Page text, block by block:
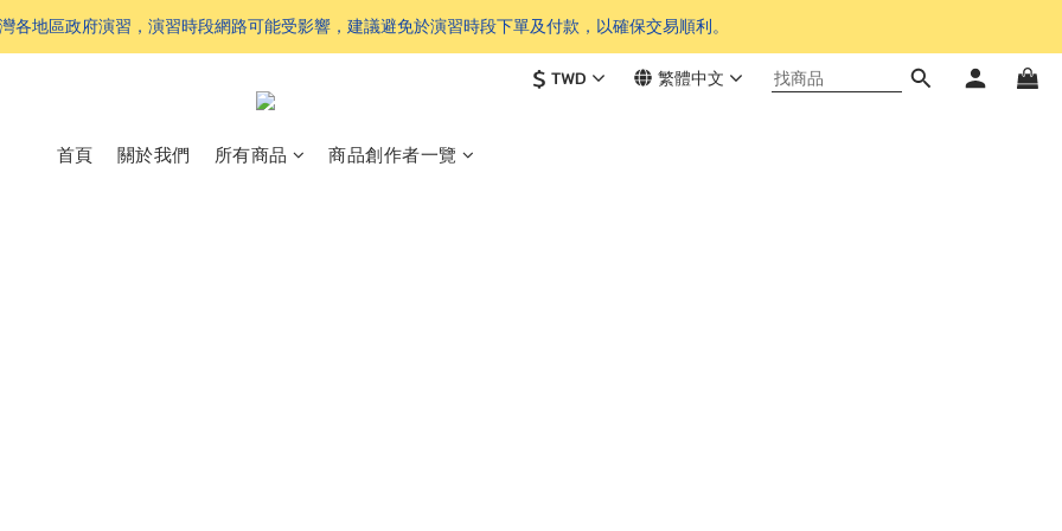
各地區政府演習，演習時段網路可能受影響，建議避免於演習時段下單及付款，以確保交易順利。
$ TWD 繁體中文
首頁 關於我們 所有商品 商品創作者一覽